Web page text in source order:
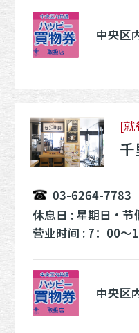
中央区
[就
03-6264-7783
休息日 : 星期日・节
营业时间 : 7：00～
中央区